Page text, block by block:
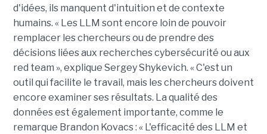
d'idées, ils manquent d'intuition et de contexte
humains. « Les LLM sont encore loin de pouvoir
remplacer les chercheurs ou de prendre des
décisions liées aux recherches cybersécurité ou aux
red team », explique Sergey Shykevich. « C'est un
outil qui facilite le travail, mais les chercheurs doivent
encore examiner ses résultats. La qualité des
données est également importante, comme le
remarque Brandon Kovacs : « L'efficacité des LLM et